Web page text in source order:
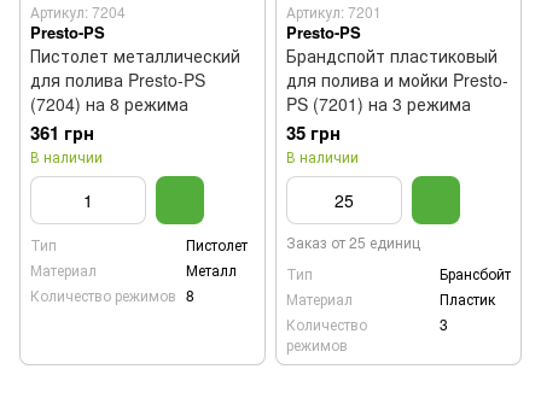
Артикул: 7204
Presto-PS
Пистолет металлический
для полива Presto-PS
(7204) на 8 режима
361 грн
В наличии
Тип
Пистолет
Материал
Металл
Количество режимов 8
Артикул: 7201
Presto-PS
Брандспойт пластиковый
для полива и мойки Presto-
PS (7201) на 3 режима
35 грн
В наличии
Заказ от 25 единиц
Тип
Брансбойт
Материал
Пластик
Количество
режимов
3